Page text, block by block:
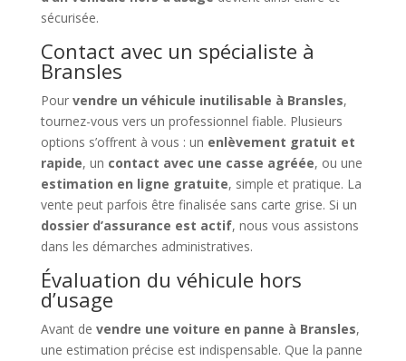
sécurisée.
Contact avec un spécialiste à
Bransles
Pour vendre un véhicule inutilisable à Bransles,
tournez-vous vers un professionnel fiable. Plusieurs
options s’offrent à vous : un enlèvement gratuit et
rapide, un contact avec une casse agréée, ou une
estimation en ligne gratuite, simple et pratique. La
vente peut parfois être finalisée sans carte grise. Si un
dossier d’assurance est actif, nous vous assistons
dans les démarches administratives.
Évaluation du véhicule hors
d’usage
Avant de vendre une voiture en panne à Bransles,
une estimation précise est indispensable. Que la panne